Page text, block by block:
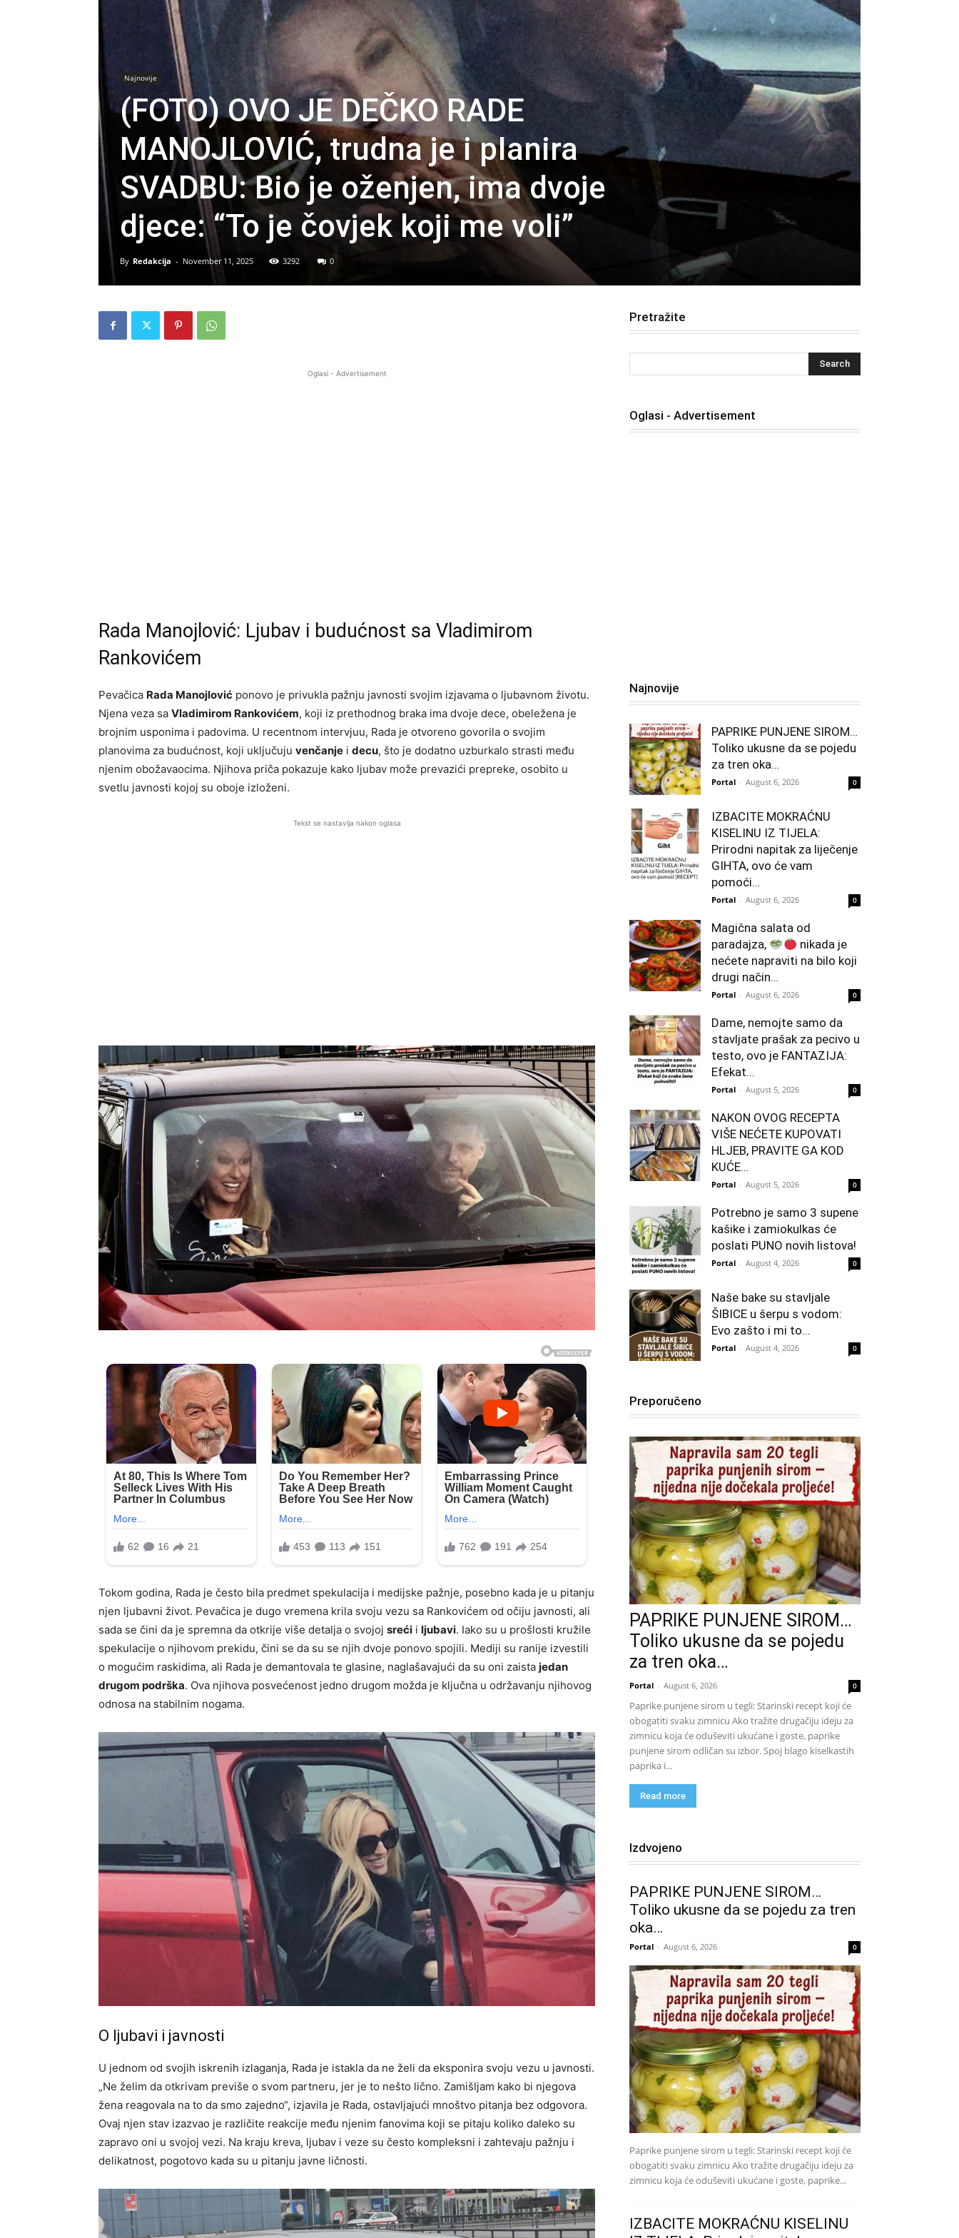
Najnovije
(FOTO) OVO JE DEČKO RADE
MANOJLOVIĆ, trudna je i pIanira
SVADBU: Bio je oženjen, ima dvoje
djece: “To je čovjek koji me voli”
By Redakcija - November 11, 2025 3292 0
Oglasi - Advertisement
Rada Manojlović: Ljubav i budućnost sa Vladimirom
Rankovićem
Pevačica Rada Manojlović ponovo je privukla pažnju javnosti svojim izjavama o ljubavnom životu.
Njena veza sa Vladimirom Rankovićem, koji iz prethodnog braka ima dvoje dece, obeležena je
brojnim usponima i padovima. U recentnom intervjuu, Rada je otvoreno govorila o svojim
planovima za budućnost, koji uključuju venčanje i decu, što je dodatno uzburkalo strasti među
njenim obožavaocima. Njihova priča pokazuje kako ljubav može prevazići prepreke, osobito u
svetlu javnosti kojoj su oboje izloženi.
Tekst se nastavlja nakon oglasa
Tokom godina, Rada je često bila predmet spekulacija i medijske pažnje, posebno kada je u pitanju
njen ljubavni život. Pevačica je dugo vremena krila svoju vezu sa Rankovićem od očiju javnosti, ali
sada se čini da je spremna da otkrije više detalja o svojoj sreći i ljubavi. Iako su u prošlosti kružile
spekulacije o njihovom prekidu, čini se da su se njih dvoje ponovo spojili. Mediji su ranije izvestili
o mogućim raskidima, ali Rada je demantovala te glasine, naglašavajući da su oni zaista jedan
drugom podrška. Ova njihova posvećenost jedno drugom možda je ključna u održavanju njihovog
odnosa na stabilnim nogama.
O ljubavi i javnosti
U jednom od svojih iskrenih izlaganja, Rada je istakla da ne želi da eksponira svoju vezu u javnosti.
„Ne želim da otkrivam previše o svom partneru, jer je to nešto lično. Zamišljam kako bi njegova
žena reagovala na to da smo zajedno“, izjavila je Rada, ostavljajući mnoštvo pitanja bez odgovora.
Ovaj njen stav izazvao je različite reakcije među njenim fanovima koji se pitaju koliko daleko su
zapravo oni u svojoj vezi. Na kraju kreva, ljubav i veze su često kompleksni i zahtevaju pažnju i
delikatnost, pogotovo kada su u pitanju javne ličnosti.
Pretražite
Oglasi - Advertisement
Najnovije
PAPRIKE PUNJENE SIROM…
Toliko ukusne da se pojedu
za tren oka…
Portal - August 6, 2026 0
IZBACITE MOKRAĆNU
KISELINU IZ TIJELA:
Prirodni napitak za liječenje
GIHTA, ovo će vam
pomoći...
Portal - August 6, 2026 0
Magična salata od
paradajza,
nikada je
nećete napraviti na bilo koji
drugi način…
Portal - August 6, 2026 0
Dame, nemojte samo da
stavljate prašak za pecivo u
testo, ovo je FANTAZIJA:
Efekat...
Portal - August 5, 2026 0
NAKON OVOG RECEPTA
VIŠE NEĆETE KUPOVATI
HLJEB, PRAVITE GA KOD
KUĆE…
Portal - August 5, 2026 0
Potrebno je samo 3 supene
kašike i zamiokulkas će
poslati PUNO novih listova!
Portal - August 4, 2026 0
Naše bake su stavljale
ŠIBICE u šerpu s vodom:
Evo zašto i mi to...
Portal - August 4, 2026 0
Preporučeno
PAPRIKE PUNJENE SIROM…
Toliko ukusne da se pojedu
za tren oka…
Portal - August 6, 2026 0
Paprike punjene sirom u tegli: Starinski recept koji će
obogatiti svaku zimnicu Ako tražite drugačiju ideju za
zimnicu koja će oduševiti ukućane i goste, paprike
punjene sirom odličan su izbor. Spoj blago kiselkastih
paprika i...
Read more
Izdvojeno
PAPRIKE PUNJENE SIROM…
Toliko ukusne da se pojedu za tren
oka…
Portal - August 6, 2026 0
Paprike punjene sirom u tegli: Starinski recept koji će
obogatiti svaku zimnicu Ako tražite drugačiju ideju za
zimnicu koja će oduševiti ukućane i goste, paprike...
IZBACITE MOKRAĆNU KISELINU